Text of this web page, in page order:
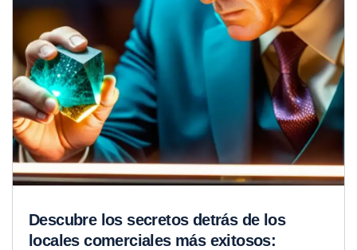
Descubre los secretos detrás de los
locales comerciales más exitosos: